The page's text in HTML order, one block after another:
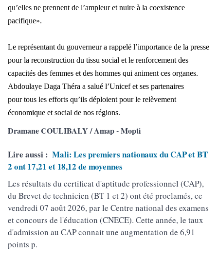
qu’elles ne prennent de l’ampleur et nuire à la coexistence
pacifique».
Le représentant du gouverneur a rappelé l’importance de la presse
pour la reconstruction du tissu social et le renforcement des
capacités des femmes et des hommes qui animent ces organes.
Abdoulaye Daga Théra a salué l’Unicef et ses partenaires
pour tous les efforts qu’ils déploient pour le relèvement
économique et social de nos régions.
Dramane COULIBALY / Amap - Mopti
Lire aussi : Mali: Les premiers nationaux du CAP et BT
2 ont 17,21 et 18,12 de moyennes
Les résultats du certificat d'aptitude professionnel (CAP),
du Brevet de technicien (BT 1 et 2) ont été proclamés, ce
vendredi 07 août 2026, par le Centre national des examens
et concours de l'éducation (CNECE). Cette année, le taux
d'admission au CAP connait une augmentation de 6,91
points p.